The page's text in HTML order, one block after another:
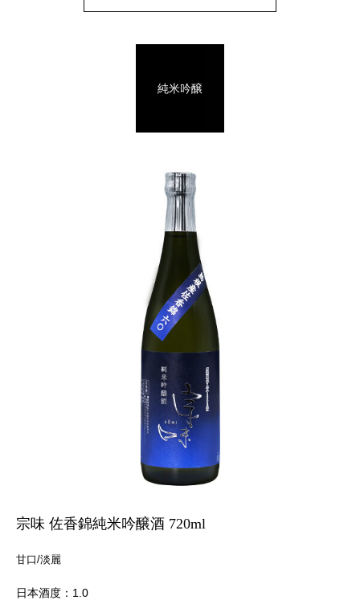
純米吟醸
宗味 佐香錦純米吟醸酒 720ml
甘口/淡麗
日本酒度：1.0